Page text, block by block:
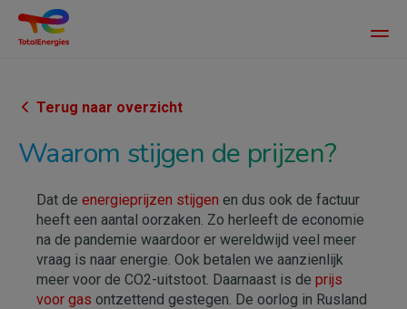
naar
inhoud
gaan
Main
Terug naar overzicht
Waarom stijgen de prijzen?
Dat de energieprijzen stijgen en dus ook de factuur
heeft een aantal oorzaken. Zo herleeft de economie
na de pandemie waardoor er wereldwijd veel meer
vraag is naar energie. Ook betalen we aanzienlijk
meer voor de CO2-uitstoot. Daarnaast is de prijs
voor gas ontzettend gestegen. De oorlog in Rusland